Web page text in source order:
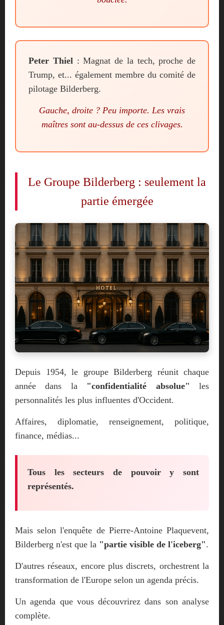
Peter Thiel : Magnat de la tech, proche de
Trump, et... également membre du comité de
pilotage Bilderberg.
Gauche, droite ? Peu importe. Les vrais
maîtres sont au-dessus de ces clivages.
Le Groupe Bilderberg : seulement la
partie émergée
Depuis 1954, le groupe Bilderberg réunit chaque
année dans la "confidentialité absolue" les
personnalités les plus influentes d'Occident.
Affaires, diplomatie, renseignement, politique,
finance, médias...
Tous les secteurs de pouvoir y sont
représentés.
Mais selon l'enquête de Pierre-Antoine Plaquevent,
Bilderberg n'est que la "partie visible de l'iceberg".
D'autres réseaux, encore plus discrets, orchestrent la
transformation de l'Europe selon un agenda précis.
Un agenda que vous découvrirez dans son analyse
complète.